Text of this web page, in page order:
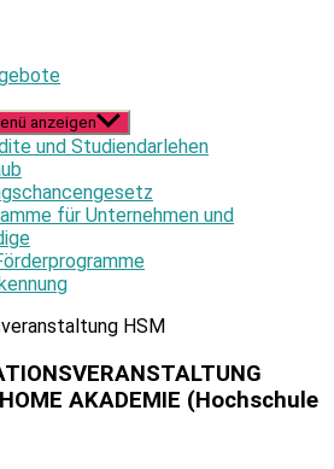
anzeigen
und Studiendarlehen
für Unternehmen und
AKADEMIE (Hochschule